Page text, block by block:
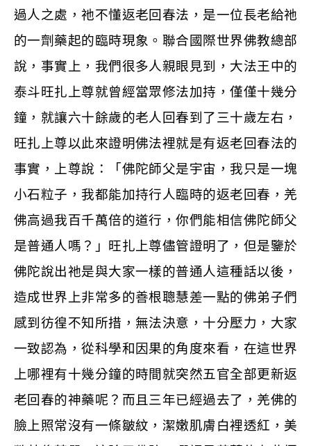
過人之處，祂不懂返老回春法，是一位長老給祂
的一劑藥起的臨時現象。聯合國際世界佛教總部
說，事實上，我們很多人親眼見到，大法王中的
泰斗旺扎上尊就曾經當眾修法加持，僅僅十幾分
鐘，就讓六十餘歲的老人回春到了三十歲左右，
旺扎上尊以此來證明佛法裡就是有返老回春法的
事實，上尊說：「佛陀師父是宇宙，我只是一塊
小石粒子，我都能加持行人臨時的返老回春，羌
佛高過我百千萬倍的道行，你們能相信佛陀師父
是普通人嗎？」旺扎上尊儘管證明了，但是鑒於
佛陀說出祂是與大家一樣的普通人這種話以後，
造成世界上非常多的善根聰慧差一點的佛弟子們
感到彷徨不知所措，無法決意，十分壓力，大家
一致認為，從科學和因果的角度來看，在這世界
上哪裡有十幾分鐘的時間就突然五官全部更新返
老回春的神藥呢？而且三年已經過去了，羌佛的
臉上照常沒有一條皺紋，潔嫩肌膚白裡透紅，美